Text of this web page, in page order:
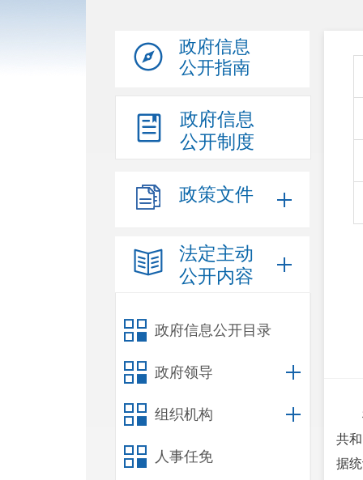
政府信息
公开指南
政府信息
公开制度
政策文件
法定主动
公开内容
政府信息公开目录
政府领导
组织机构
人事任免
共
据